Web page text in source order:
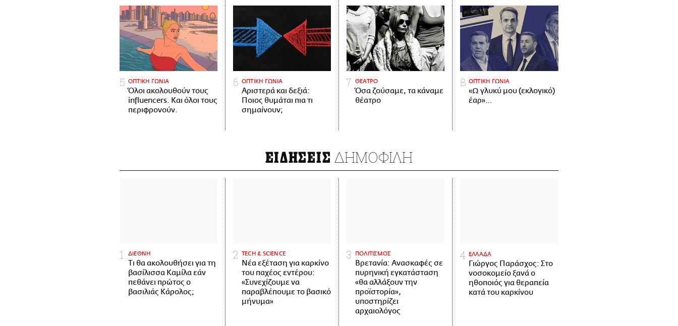
ΟΠΤΙΚΗ ΓΩΝΙΑ
Όλοι ακολουθούν τους
influencers. Και όλοι τους
περιφρονούν.
ΟΠΤΙΚΗ ΓΩΝΙΑ
Αριστερά και δεξιά:
Ποιος θυμάται πια τι
σημαίνουν;
ΘΕΑΤΡΟ
Όσα ζούσαμε, τα κάναμε
θέατρο
ΟΠΤΙΚΗ ΓΩΝΙΑ
«Ω γλυκύ μου (εκλογικό)
έαρ»…
ΕΙΔΗΣΕΙΣ ΔΗΜΟΦΙΛΗ
ΔΙΕΘΝΗ
Τι θα ακολουθήσει για τη
βασίλισσα Καμίλα εάν
πεθάνει πρώτος ο
βασιλιάς Κάρολος;
ΤECH & SCIENCE
Νέα εξέταση για καρκίνο
του παχέος εντέρου:
«Συνεχίζουμε να
παραβλέπουμε το βασικό
μήνυμα»
ΠΟΛΙΤΙΣΜΟΣ
Βρετανία: Ανασκαφές σε
πυρηνική εγκατάσταση
«θα αλλάξουν την
προϊστορία»,
υποστηρίζει
αρχαιολόγος
ΕΛΛΑΔΑ
Γιώργος Παράσχος: Στο
νοσοκομείο ξανά ο
ηθοποιός για θεραπεία
κατά του καρκίνου